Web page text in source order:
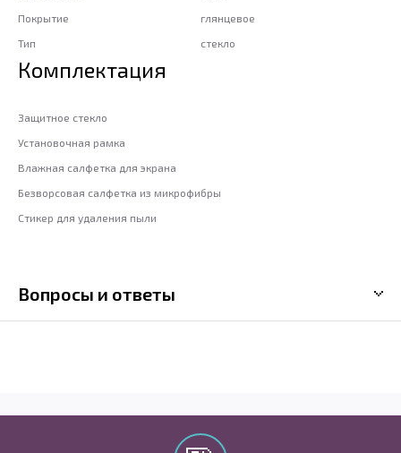
Покрытие
глянцевое
Тип
стекло
Комплектация
Защитное стекло
Установочная рамка
Влажная салфетка для экрана
Безворсовая салфетка из микрофибры
Стикер для удаления пыли
Вопросы и ответы